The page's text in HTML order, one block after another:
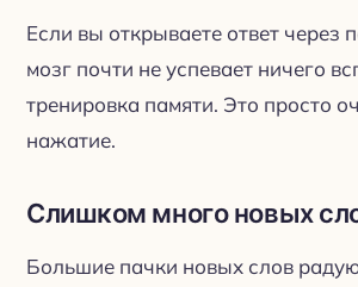
Если вы открываете ответ через
мозг почти не успевает ничего
тренировка памяти. Это просто
нажатие.
Слишком много новых
Большие пачки новых слов